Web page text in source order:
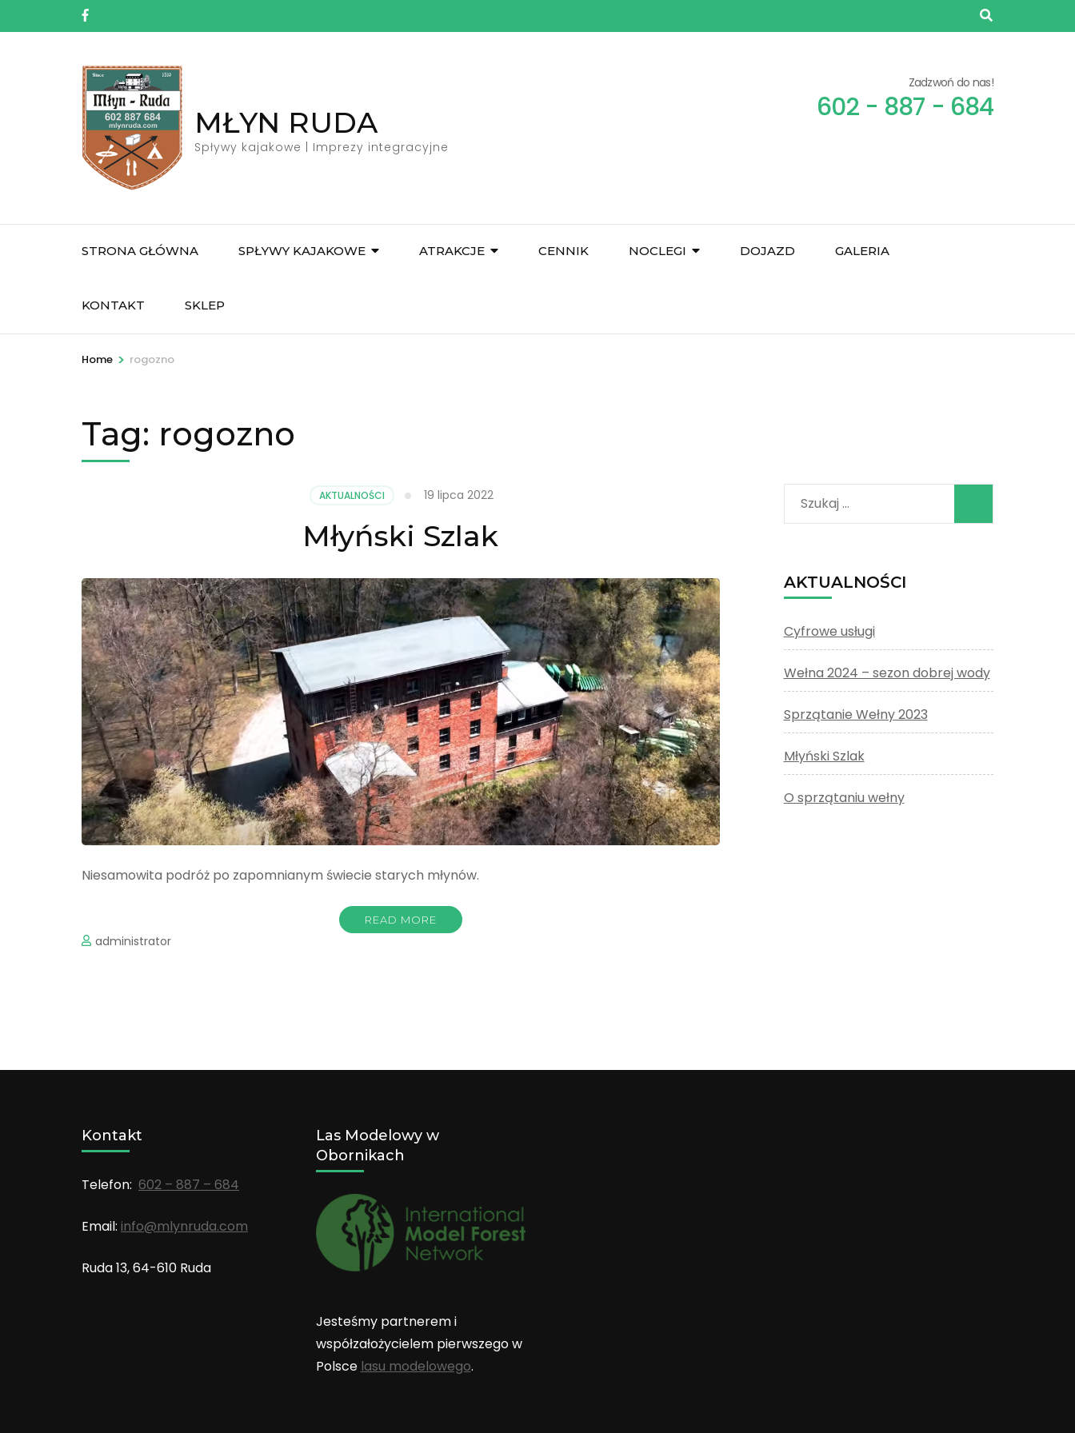
to
MŁYN RUDA
Spływy kajakowe | Imprezy integracyjne
Zadzwoń do nas!
602 - 887 - 684
STRONA GŁÓWNA SPŁYWY KAJAKOWE ATRAKCJE CENNIK NOCLEGI DOJAZD GALERIA
KONTAKT SKLEP
Home > rogozno
Tag: rogozno
AKTUALNOŚCI 19 lipca 2022
Młyński Szlak
Niesamowita podróż po zapomnianym świecie starych młynów.
READ MORE
administrator
Szukaj:
AKTUALNOŚCI
Cyfrowe usługi
Wełna 2024 – sezon dobrej wody
Sprzątanie Wełny 2023
Młyński Szlak
O sprzątaniu wełny
Kontakt
Telefon: 602 – 887 – 684
Email: info@mlynruda.com
Ruda 13, 64-610 Ruda
Las Modelowy w
Obornikach
Jesteśmy partnerem i
współzałożycielem pierwszego w
Polsce lasu modelowego.